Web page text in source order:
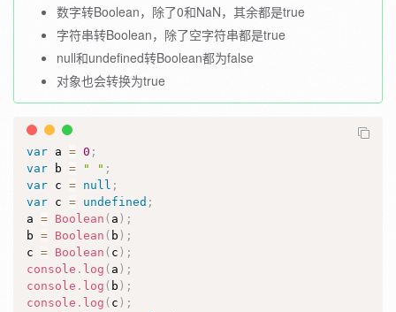
数字转Boolean，除了0和NaN，其余都是true
字符串转Boolean，除了空字符串都是true
null和undefined转Boolean都为false
对象也会转换为true
var a = 0 ;
var b = " " ;
var c = null ;
var c = undefined ;
a = Boolean ( a ) ;
b = Boolean ( b ) ;
c = Boolean ( c ) ;
console . log ( a ) ;
console . log ( b ) ;
console . log ( c ) ;